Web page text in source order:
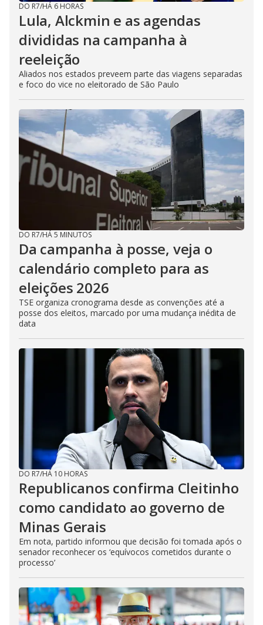
DO R7/HÁ 6 HORAS
Lula, Alckmin e as agendas
divididas na campanha à
reeleição
Aliados nos estados preveem parte das viagens separadas
e foco do vice no eleitorado de São Paulo
DO R7/HÁ 5 MINUTOS
Da campanha à posse, veja o
calendário completo para as
eleições 2026
TSE organiza cronograma desde as convenções até a
posse dos eleitos, marcado por uma mudança inédita de
data
DO R7/HÁ 10 HORAS
Republicanos confirma Cleitinho
como candidato ao governo de
Minas Gerais
Em nota, partido informou que decisão foi tomada após o
senador reconhecer os ‘equívocos cometidos durante o
processo’